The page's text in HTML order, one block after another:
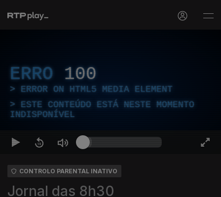
ERRO 100
ERROR ON HTML5 MEDIA ELEMENT
ESTE CONTEÚDO ESTÁ NESTE MOMENTO
INDISPONÍVEL
CONTROLO PARENTAL INATIVO
Jornal das 8h30